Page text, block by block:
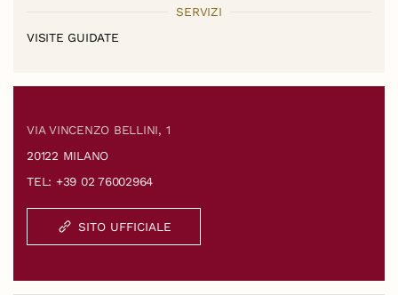
SERVIZI
VISITE GUIDATE
VIA VINCENZO BELLINI, 1
20122 MILANO
TEL: +39 02 76002964
SITO UFFICIALE